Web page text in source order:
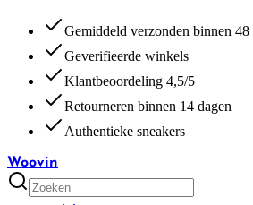
Gemiddeld verzonden binnen 48
Geverifieerde winkels
Klantbeoordeling 4,5/5
Retourneren binnen 14 dagen
Authentieke sneakers
Woovin